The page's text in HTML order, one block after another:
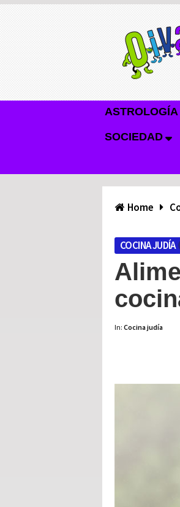
SOCIEDAD
Home
COCINA JUDÍA
In: Cocina judía